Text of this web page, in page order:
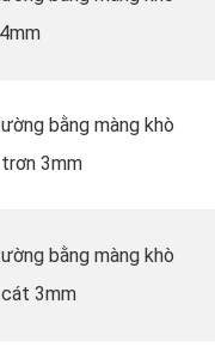
bằng màng khò
3mm
bằng màng khò
3mm